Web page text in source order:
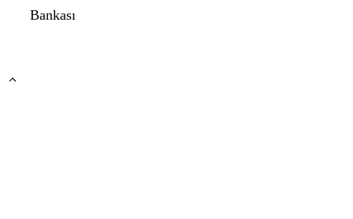
Bankası